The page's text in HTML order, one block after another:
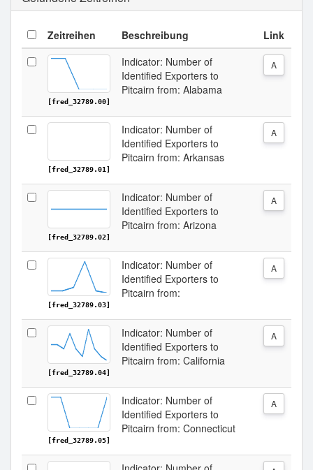
Zeitreihen Beschreibung Link
[fred_32789.00]
Indicator: Number of
Identified Exporters to
Pitcairn from: Alabama
A
[fred_32789.01]
Indicator: Number of
Identified Exporters to
Pitcairn from: Arkansas
A
[fred_32789.02]
Indicator: Number of
Identified Exporters to
Pitcairn from: Arizona
A
[fred_32789.03]
Indicator: Number of
Identified Exporters to
Pitcairn from:
A
[fred_32789.04]
Indicator: Number of
Identified Exporters to
Pitcairn from: California
A
[fred_32789.05]
Indicator: Number of
Identified Exporters to
Pitcairn from: Connecticut
A